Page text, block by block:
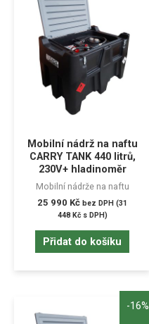
Mobilní nádrž na naftu
CARRY TANK 440 litrů,
230V+ hladinoměr
Mobilní nádrže na naftu
25 990 Kč bez DPH (31
448 Kčs DPH)
Přidat do košíku
-16%